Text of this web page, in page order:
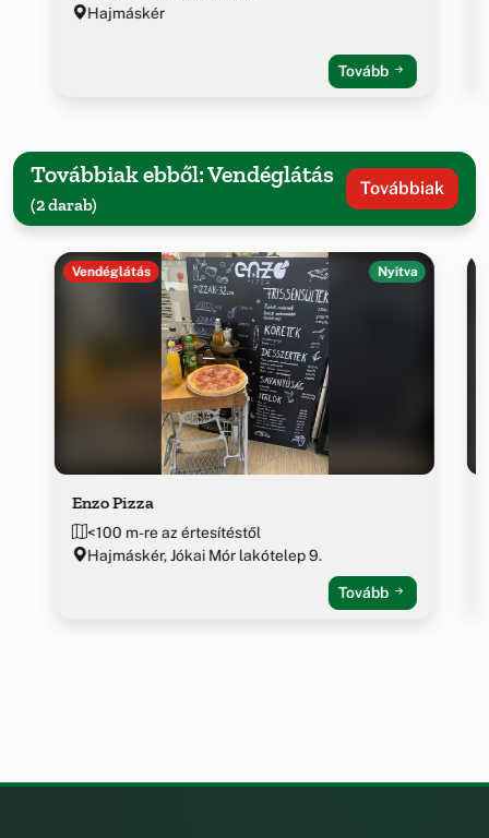
Hajmáskér
Tovább
Továbbiak ebből: Vendéglátás
(2 darab)
Továbbiak
Vendéglátás Nyitva
Enzo Pizza
<100 m-re az értesítéstől
Hajmáskér, Jókai Mór lakótelep 9.
Tovább